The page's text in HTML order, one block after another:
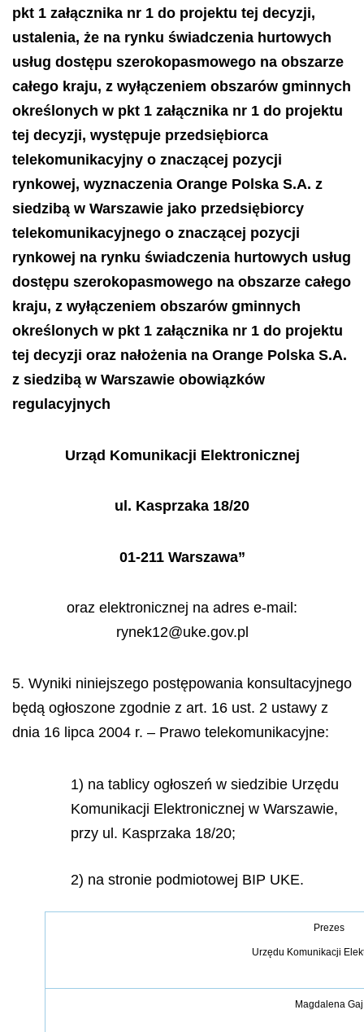
pkt 1 załącznika nr 1 do projektu tej decyzji,
ustalenia, że na rynku świadczenia hurtowych
usług dostępu szerokopasmowego na obszarze
całego kraju, z wyłączeniem obszarów gminnych
określonych w pkt 1 załącznika nr 1 do projektu
tej decyzji, występuje przedsiębiorca
telekomunikacyjny o znaczącej pozycji
rynkowej, wyznaczenia Orange Polska S.A. z
siedzibą w Warszawie jako przedsiębiorcy
telekomunikacyjnego o znaczącej pozycji
rynkowej na rynku świadczenia hurtowych usług
dostępu szerokopasmowego na obszarze całego
kraju, z wyłączeniem obszarów gminnych
określonych w pkt 1 załącznika nr 1 do projektu
tej decyzji oraz nałożenia na Orange Polska S.A.
z siedzibą w Warszawie obowiązków
regulacyjnych
Urząd Komunikacji Elektronicznej
ul. Kasprzaka 18/20
01-211 Warszawa”
oraz elektronicznej na adres e-mail:
rynek12@uke.gov.pl
5. Wyniki niniejszego postępowania konsultacyjnego
będą ogłoszone zgodnie z art. 16 ust. 2 ustawy z
dnia 16 lipca 2004 r. – Prawo telekomunikacyjne:
1) na tablicy ogłoszeń w siedzibie Urzędu
Komunikacji Elektronicznej w Warszawie,
przy ul. Kasprzaka 18/20;
2) na stronie podmiotowej BIP UKE.
Prezes
Urzędu Komunikacji
Magdalena Gaj